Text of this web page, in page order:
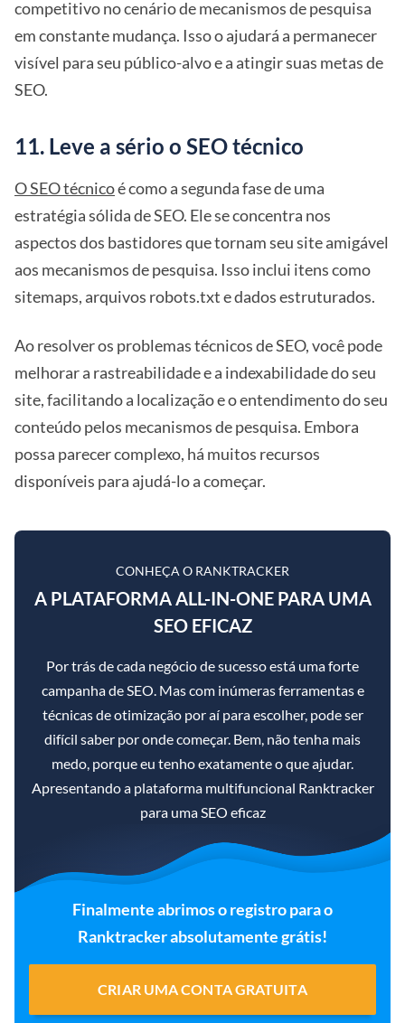
competitivo no cenário de mecanismos de pesquisa
em constante mudança. Isso o ajudará a permanecer
visível para seu público-alvo e a atingir suas metas de
SEO.
11. Leve a sério o SEO técnico
O SEO técnicoé como a segunda fase de uma
estratégia sólida de SEO. Ele se concentra nos
aspectos dos bastidores que tornam seu site amigável
aos mecanismos de pesquisa. Isso inclui itens como
sitemaps, arquivos robots.txt e dados estruturados.
Ao resolver os problemas técnicos de SEO, você pode
melhorar a rastreabilidade e a indexabilidade do seu
site, facilitando a localização e o entendimento do seu
conteúdo pelos mecanismos de pesquisa. Embora
possa parecer complexo, há muitos recursos
disponíveis para ajudá-lo a começar.
CONHEÇA O RANKTRACKER
A PLATAFORMA ALL-IN-ONE PARA UMA
SEO EFICAZ
Por trás de cada negócio de sucesso está uma forte
campanha de SEO. Mas com inúmeras ferramentas e
técnicas de otimização por aí para escolher, pode ser
difícil saber por onde começar. Bem, não tenha mais
medo, porque eu tenho exatamente o que ajudar.
Apresentando a plataforma multifuncional Ranktracker
para uma SEO eficaz
Finalmente abrimos o registro para o
Ranktracker absolutamente grátis!
CRIAR UMA CONTA GRATUITA